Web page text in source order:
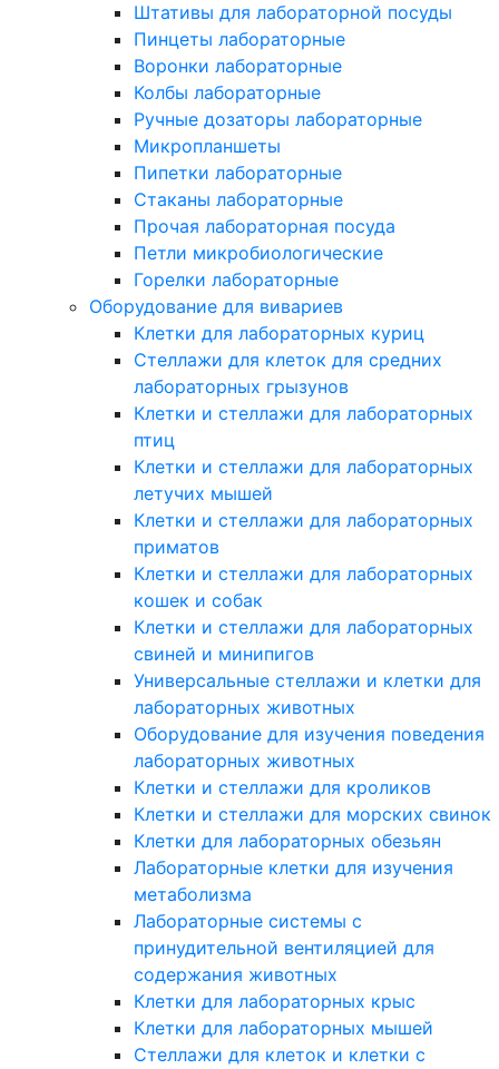
Штативы для лабораторной посуды
Пинцеты лабораторные
Воронки лабораторные
Колбы лабораторные
Ручные дозаторы лабораторные
Микропланшеты
Пипетки лабораторные
Стаканы лабораторные
Прочая лабораторная посуда
Петли микробиологические
Горелки лабораторные
Оборудование для вивариев
Клетки для лабораторных куриц
Стеллажи для клеток для средних
лабораторных грызунов
Клетки и стеллажи для лабораторных
птиц
Клетки и стеллажи для лабораторных
летучих мышей
Клетки и стеллажи для лабораторных
приматов
Клетки и стеллажи для лабораторных
кошек и собак
Клетки и стеллажи для лабораторных
свиней и минипигов
Универсальные стеллажи и клетки для
лабораторных животных
Оборудование для изучения поведения
лабораторных животных
Клетки и стеллажи для кроликов
Клетки и стеллажи для морских свинок
Клетки для лабораторных обезьян
Лабораторные клетки для изучения
метаболизма
Лабораторные системы с
принудительной вентиляцией для
содержания животных
Клетки для лабораторных крыс
Клетки для лабораторных мышей
Стеллажи для клеток и клетки с